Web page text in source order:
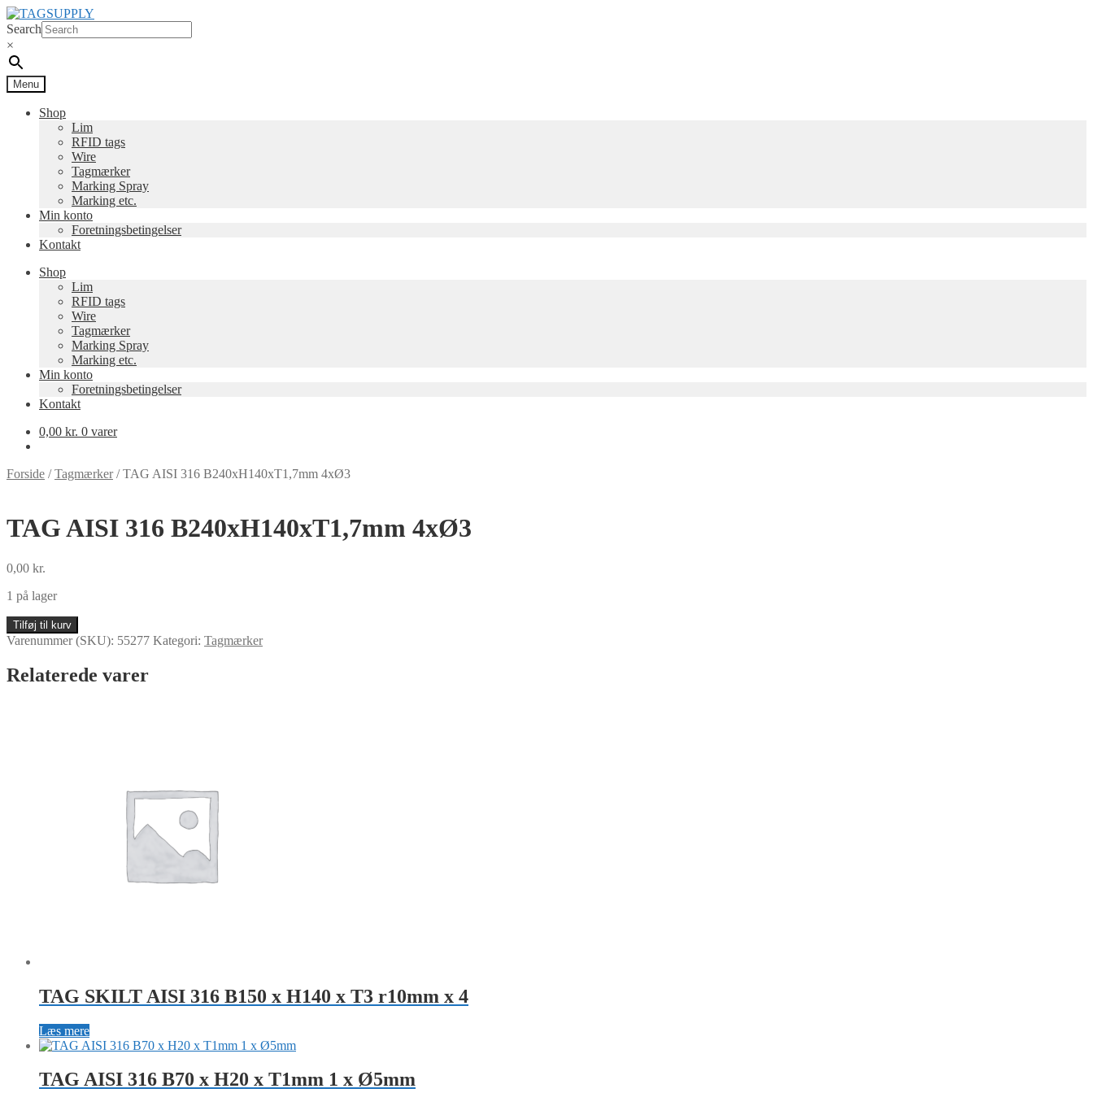
Spring
til
navigation
Spring
til
indhold
Search
×
Menu
Shop
Lim
RFID tags
Wire
Tagmærker
Marking Spray
Marking etc.
Min konto
Foretningsbetingelser
Kontakt
Shop
Lim
RFID tags
Wire
Tagmærker
Marking Spray
Marking etc.
Min konto
Foretningsbetingelser
Kontakt
0,00 kr. 0 varer
Forside /Tagmærker/TAG AISI 316 B240xH140xT1,7mm 4xØ3
TAG AISI 316 B240xH140xT1,7mm 4xØ3
0,00 kr.
1 på lager
TAG
AISI
B240xH140xT1,7mm
4xØ3
Tilføj til kurv
Varenummer (SKU): 55277 Kategori: Tagmærker
Relaterede varer
TAG SKILT AISI 316 B150 x H140 x T3 r10mm x 4
Læs mere
TAG AISI 316 B70 x H20 x T1mm 1 x Ø5mm